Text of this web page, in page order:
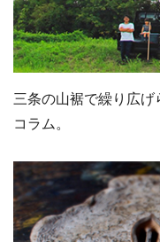
三条の山裾で繰り広
コラム。